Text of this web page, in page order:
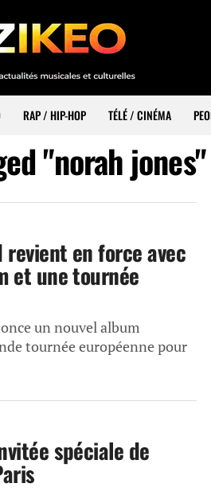
RAP / HIP-HOP TÉLÉ / CINÉMA
"norah jones"
revient en force avec
et une tournée
un nouvel album
tournée européenne pour
spéciale de